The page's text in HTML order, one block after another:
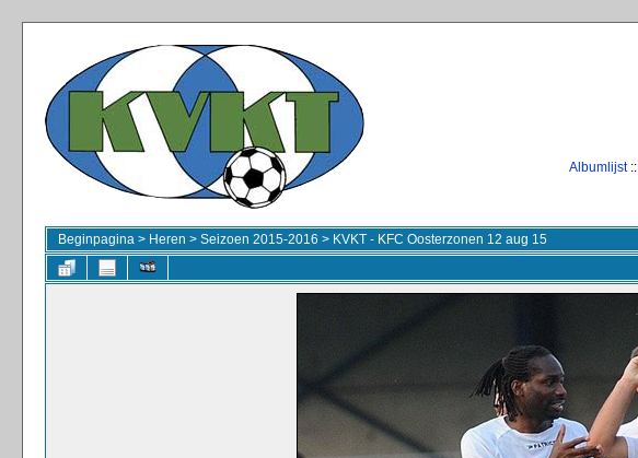
Albumlijst::
Beginpagina > Heren > Seizoen 2015-2016 > KVKT - KFC Oosterzonen 12 aug 15